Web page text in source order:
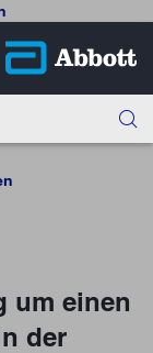
um einen
der